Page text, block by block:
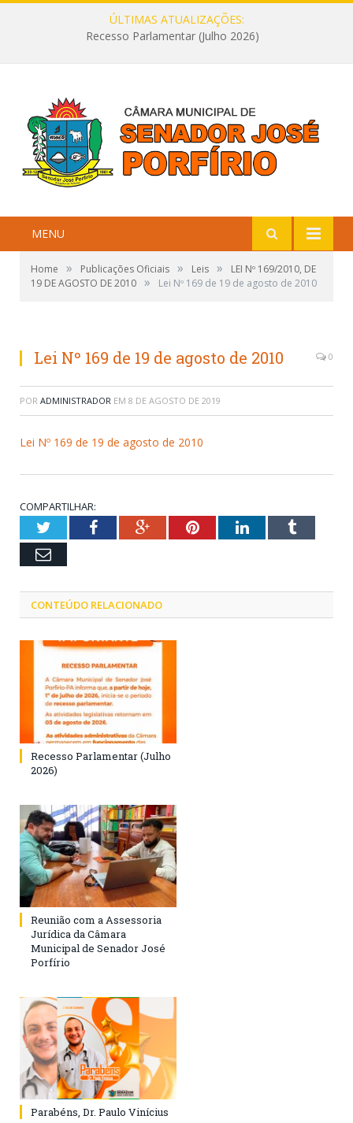
ÚLTIMAS ATUALIZAÇÕES:
Recesso Parlamentar (Julho 2026)
MENU
Home » Publicações Oficiais » Leis »
LEI Nº 169/2010, DE
19 DE AGOSTO DE 2010 » Lei Nº 169 de 19 de agosto de 2010
Lei Nº 169 de 19 de agosto de 2010 0
POR ADMINISTRADOR EM 8 DE AGOSTO DE 2019
Lei Nº 169 de 19 de agosto de 2010
COMPARTILHAR:
TwitterFacebookGoogle+PinterestLinkedInTumblr
Email
CONTEÚDO RELACIONADO
Recesso Parlamentar (Julho
2026)
Reunião com a Assessoria
Jurídica da Câmara
Municipal de Senador José
Porfírio
Parabéns, Dr. Paulo Vinícius